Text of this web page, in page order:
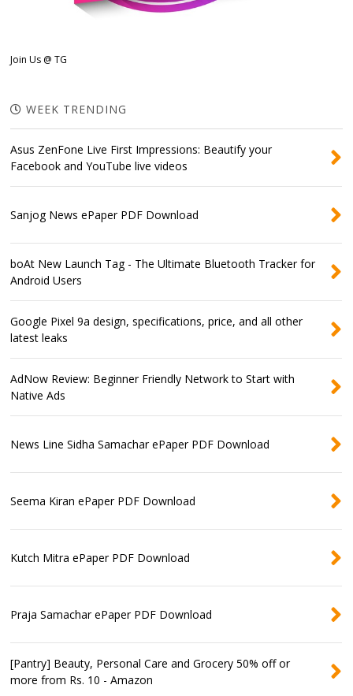
Join Us @ TG
WEEK TRENDING
Asus ZenFone Live First Impressions: Beautify your
Facebook and YouTube live videos
Sanjog News ePaper PDF Download
boAt New Launch Tag - The Ultimate Bluetooth Tracker for
Android Users
Google Pixel 9a design, specifications, price, and all other
latest leaks
AdNow Review: Beginner Friendly Network to Start with
Native Ads
News Line Sidha Samachar ePaper PDF Download
Seema Kiran ePaper PDF Download
Kutch Mitra ePaper PDF Download
Praja Samachar ePaper PDF Download
[Pantry] Beauty, Personal Care and Grocery 50% off or
more from Rs. 10 - Amazon